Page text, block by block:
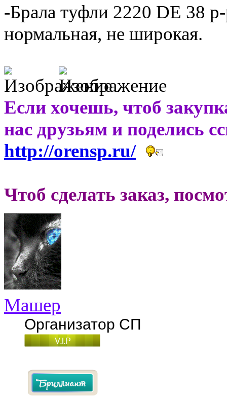
-Брала туфли 2220 DE 38
нормальная, не широкая.
Если хочешь, чтоб
нас друзьям и поделись
http://orensp.ru/
Чтоб сделать заказ,
Машер
Организатор СП